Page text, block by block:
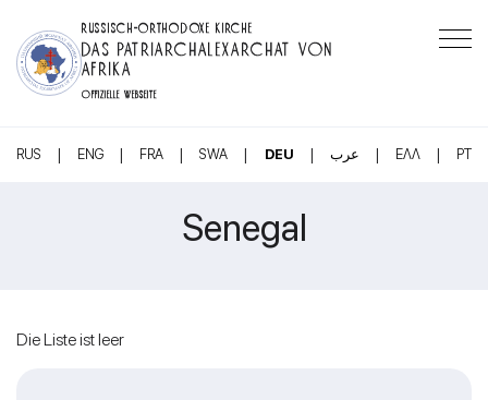
RUSSISCH-ORTHODOXE KIRCHE
DAS PATRIARCHALEXARCHAT VON
AFRIKA
OFFIZIELLE WEBSEITE
RUS | ENG | FRA | SWA | DEU | عرب | ΕΛΛ | PT
Senegal
Die Liste ist leer